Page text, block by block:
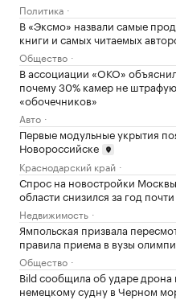
Политика
В «Эксмо» назвали самые
книги и самых читаемых
Общество
В ассоциации «ОКО»
почему 30% камер не
«обочечников»
Авто
Первые модульные укрытия
Новороссийске
Краснодарский край
Спрос на новостройки
области снизился за год
Недвижимость
Ямпольская призвала
правила приема в вузы
Общество
Bild сообщила об ударе дрона
немецкому судну в Черном